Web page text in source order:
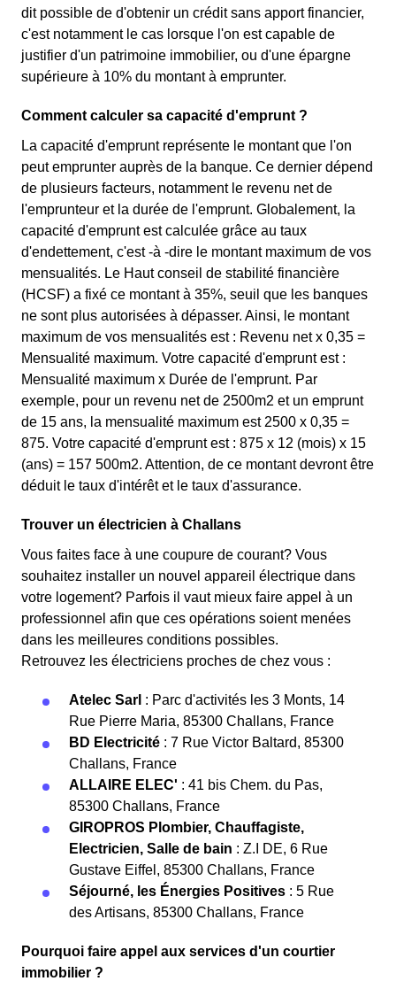
dit possible de d'obtenir un crédit sans apport financier,
c'est notamment le cas lorsque l'on est capable de
justifier d'un patrimoine immobilier, ou d'une épargne
supérieure à 10% du montant à emprunter.
Comment calculer sa capacité d'emprunt ?
La capacité d'emprunt représente le montant que l'on
peut emprunter auprès de la banque. Ce dernier dépend
de plusieurs facteurs, notamment le revenu net de
l'emprunteur et la durée de l'emprunt. Globalement, la
capacité d'emprunt est calculée grâce au taux
d'endettement, c'est -à -dire le montant maximum de vos
mensualités. Le Haut conseil de stabilité financière
(HCSF) a fixé ce montant à 35%, seuil que les banques
ne sont plus autorisées à dépasser. Ainsi, le montant
maximum de vos mensualités est : Revenu net x 0,35 =
Mensualité maximum. Votre capacité d'emprunt est :
Mensualité maximum x Durée de l'emprunt. Par
exemple, pour un revenu net de 2500m2 et un emprunt
de 15 ans, la mensualité maximum est 2500 x 0,35 =
875. Votre capacité d'emprunt est : 875 x 12 (mois) x 15
(ans) = 157 500m2. Attention, de ce montant devront être
déduit le taux d'intérêt et le taux d'assurance.
Trouver un électricien à Challans
Vous faites face à une coupure de courant? Vous
souhaitez installer un nouvel appareil électrique dans
votre logement? Parfois il vaut mieux faire appel à un
professionnel afin que ces opérations soient menées
dans les meilleures conditions possibles.
Retrouvez les électriciens proches de chez vous :
Atelec Sarl : Parc d'activités les 3 Monts, 14
Rue Pierre Maria, 85300 Challans, France
BD Electricité : 7 Rue Victor Baltard, 85300
Challans, France
ALLAIRE ELEC' : 41 bis Chem. du Pas,
85300 Challans, France
GIROPROS Plombier, Chauffagiste,
Electricien, Salle de bain : Z.I DE, 6 Rue
Gustave Eiffel, 85300 Challans, France
Séjourné, les Énergies Positives : 5 Rue
des Artisans, 85300 Challans, France
Pourquoi faire appel aux services d'un courtier
immobilier ?